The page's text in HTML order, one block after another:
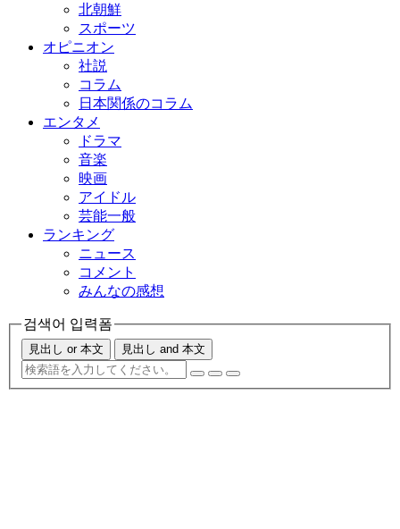
北朝鮮
スポーツ
オピニオン
社説
コラム
日本関係のコラム
エンタメ
ドラマ
音楽
映画
アイドル
芸能一般
ランキング
ニュース
コメント
みんなの感想
검색어 입력폼
見出し or 本文 見出し and 本文